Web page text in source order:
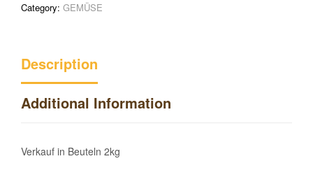
Category: GEMÜSE
Description
Additional Information
Verkauf in Beuteln 2kg